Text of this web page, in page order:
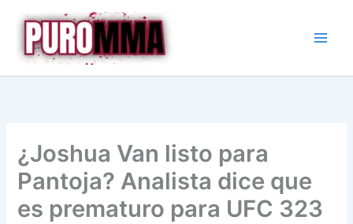
contenido
¿Joshua Van listo para
Pantoja? Analista dice que
es prematuro para UFC 323